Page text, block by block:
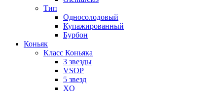
Тип
Односолодовый
Купажированный
Бурбон
Коньяк
Класс Коньяка
3 звезды
VSOP
5 звезд
XO